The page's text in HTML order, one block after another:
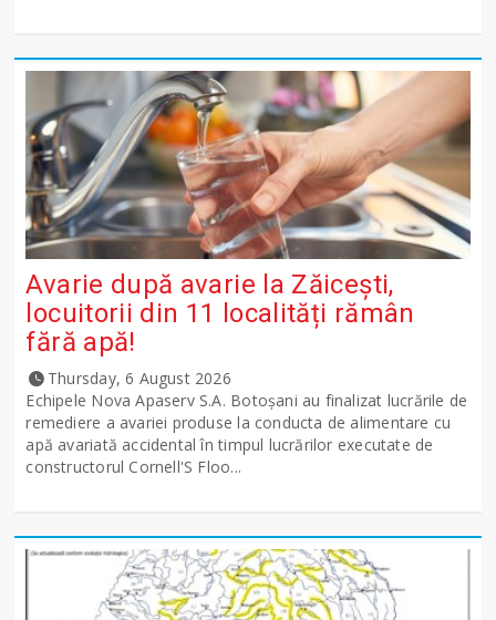
Avarie după avarie la Zăicești,
locuitorii din 11 localități rămân
fără apă!
Thursday, 6 August 2026
Echipele Nova Apaserv S.A. Botoșani au finalizat lucrările de
remediere a avariei produse la conducta de alimentare cu
apă avariată accidental în timpul lucrărilor executate de
constructorul Cornell'S Floo...